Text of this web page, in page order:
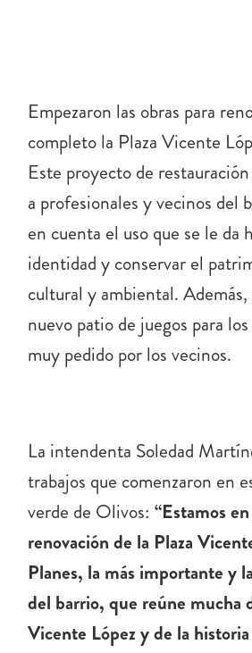
Empezaron las obras para
completo la Plaza Vicente
Este proyecto de
a profesionales y vecinos del
en cuenta el uso que se le da
identidad y conservar el
cultural y ambiental. Además,
nuevo patio de juegos para
muy pedido por los vecinos.
La intendenta Soledad
trabajos que comenzaron en
verde de Olivos:“Estamos
renovación de la Plaza
Planes, la más importante y
del barrio, que reúne mucha
Vicente López y de la